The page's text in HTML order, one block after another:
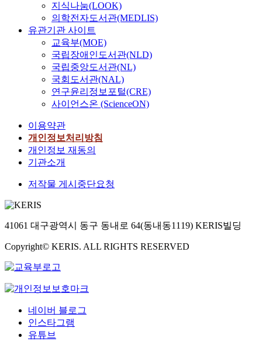
지식나눔(LOOK)
의학전자도서관(MEDLIS)
유관기관 사이트
교육부(MOE)
국립장애인도서관(NLD)
국립중앙도서관(NL)
국회도서관(NAL)
연구윤리정보포털(CRE)
사이언스온 (ScienceON)
이용약관
개인정보처리방침
개인정보 재동의
기관소개
저작물 게시중단요청
41061 대구광역시 동구 동내로 64(동내동1119) KERIS빌딩
Copyright© KERIS. ALL RIGHTS RESERVED
네이버 블로그
인스타그램
유튜브